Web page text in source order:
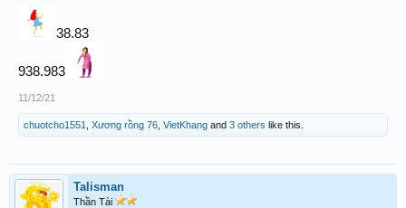
38.83
938.983
11/12/21
chuotcho1551 Xương rồng 76 VietKhang and 3 others like this.
Talisman
Thần Tài